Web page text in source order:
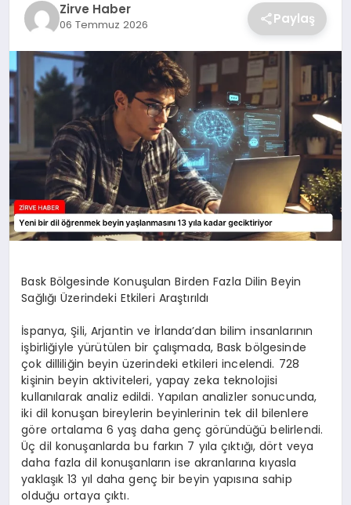
SAĞLIK
SPOR
TEKNOLOJI
Zirve Haber
06 Temmuz 2026 Paylaş
Bask Bölgesinde Konuşulan Birden Fazla Dilin Beyin
Sağlığı Üzerindeki Etkileri Araştırıldı
İspanya, Şili, Arjantin ve İrlanda’dan bilim insanlarının
işbirliğiyle yürütülen bir çalışmada, Bask bölgesinde
çok dilliliğin beyin üzerindeki etkileri incelendi. 728
kişinin beyin aktiviteleri, yapay zeka teknolojisi
kullanılarak analiz edildi. Yapılan analizler sonucunda,
iki dil konuşan bireylerin beyinlerinin tek dil bilenlere
göre ortalama 6 yaş daha genç göründüğü belirlendi.
Üç dil konuşanlarda bu farkın 7 yıla çıktığı, dört veya
daha fazla dil konuşanların ise akranlarına kıyasla
yaklaşık 13 yıl daha genç bir beyin yapısına sahip
olduğu ortaya çıktı.